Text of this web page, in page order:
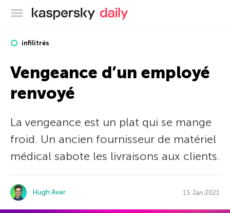
Blog officiel de Kaspersky
infilitrés
Vengeance d’un employé
renvoyé
La vengeance est un plat qui se mange
froid. Un ancien fournisseur de matériel
médical sabote les livraisons aux clients.
Hugh Aver 15 Jan 2021